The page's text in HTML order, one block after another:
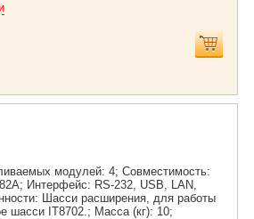
модулей: 4; Совместимость:
Интерфейс: RS-232, USB, LAN,
Шасси расширения, для работы
шасси IT8702.; Масса (кг): 10;